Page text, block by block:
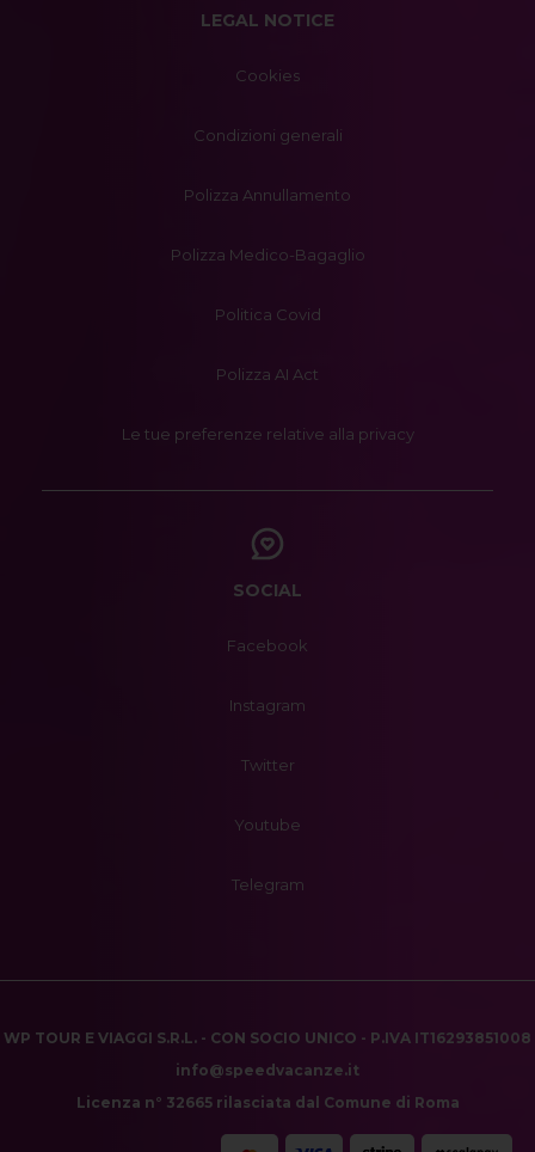
LEGAL NOTICE
Cookies
Condizioni generali
Polizza Annullamento
Polizza Medico-Bagaglio
Politica Covid
Polizza AI Act
Le tue preferenze relative alla privacy
SOCIAL
Facebook
Instagram
Twitter
Youtube
Telegram
WP TOUR E VIAGGI S.R.L. - CON SOCIO UNICO - P.IVA IT16293851008
info@speedvacanze.it
Licenza n° 32665 rilasciata dal Comune di Roma